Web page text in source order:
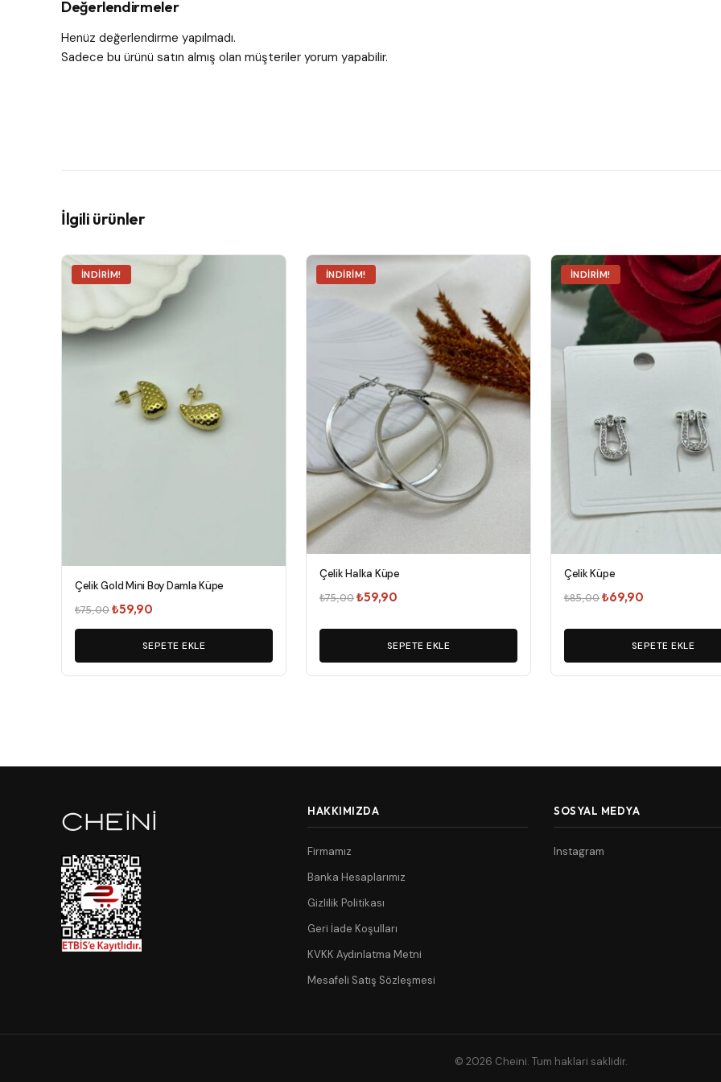
Değerlendirmeler
Henüz değerlendirme yapılmadı.
Sadece bu ürünü satın almış olan müşteriler yorum yapabilir.
İlgili ürünler
İNDIRIM!
Çelik Gold Mini Boy Damla Küpe
₺75,00Orijinal
fiyat:
₺75,00.
₺59,90
andaki
fiyat:
₺59,90.
SEPETE EKLE
İNDIRIM!
Çelik Halka Küpe
₺75,00Orijinal
₺59,90
₺59,90.
SEPETE EKLE
İNDIRIM!
Çelik Küpe
₺85,00Orijinal
₺69,90
₺69,90.
SEPETE EKLE
HAKKIMIZDA
Firmamız
Banka Hesaplarımız
Gizlilik Politikası
Geri İade Koşulları
KVKK Aydınlatma Metni
Mesafeli Satış Sözleşmesi
SOSYAL MEDYA
Instagram
© 2026 Cheini. Tum haklari saklidir.